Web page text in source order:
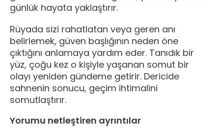
günlük hayata yaklaştırır.
Rüyada sizi rahatlatan veya geren anı
belirlemek, güven başlığının neden öne
çıktığını anlamaya yardım eder. Tanıdık bir
yüz, çoğu kez o kişiyle yaşanan somut bir
olayı yeniden gündeme getirir. Dericide
sahnenin sonucu, geçim ihtimalini
somutlaştırır.
Yorumu netleştiren ayrıntılar